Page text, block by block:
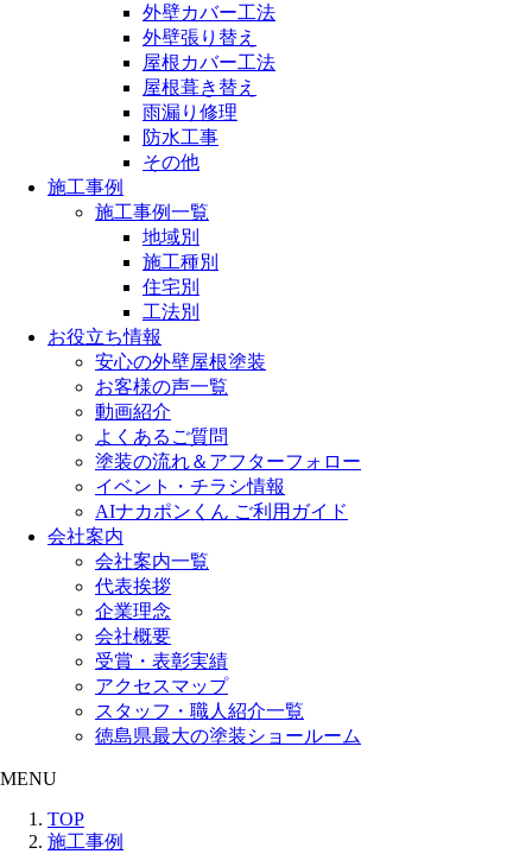
外壁カバー工法
外壁張り替え
屋根カバー工法
屋根葺き替え
雨漏り修理
防水工事
その他
施工事例
施工事例一覧
地域別
施工種別
住宅別
工法別
お役立ち情報
安心の外壁屋根塗装
お客様の声一覧
動画紹介
よくあるご質問
塗装の流れ＆アフターフォロー
イベント・チラシ情報
AIナカポンくん ご利用ガイド
会社案内
会社案内一覧
代表挨拶
企業理念
会社概要
受賞・表彰実績
アクセスマップ
スタッフ・職人紹介一覧
徳島県最大の塗装ショールーム
MENU
TOP
施工事例